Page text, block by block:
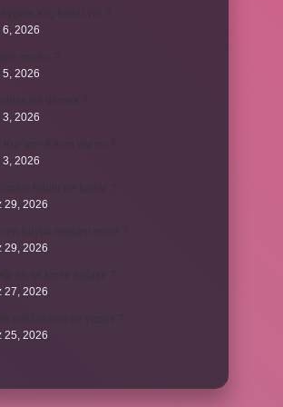
6, 2026
5, 2026
3, 2026
3, 2026
29, 2026
29, 2026
27, 2026
25, 2026